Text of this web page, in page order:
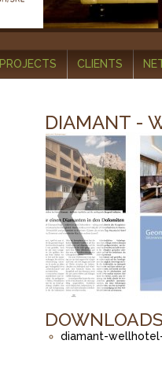
PROJECTS CLIENTS
DIAMANT -
diamant-